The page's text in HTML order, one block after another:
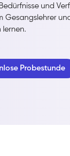
und
Gesangslehrer
lernen.
Probestunde